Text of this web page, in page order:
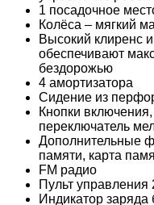
1 посадочное
Колёса – мягкий
Высокий клиренс
обеспечивают
бездорожью
4 амортизатора
Сидение из
Кнопки
переключатель
Дополнительные
памяти, карта
FM радио
Пульт управления
Индикатор заряда